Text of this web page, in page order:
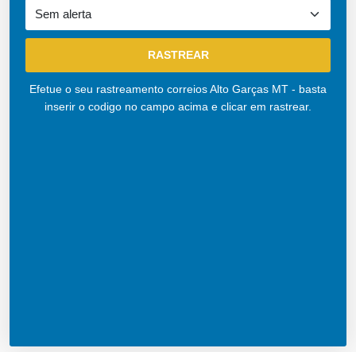
Efetue o seu rastreamento correios Alto Garças MT - basta
inserir o codigo no campo acima e clicar em rastrear.